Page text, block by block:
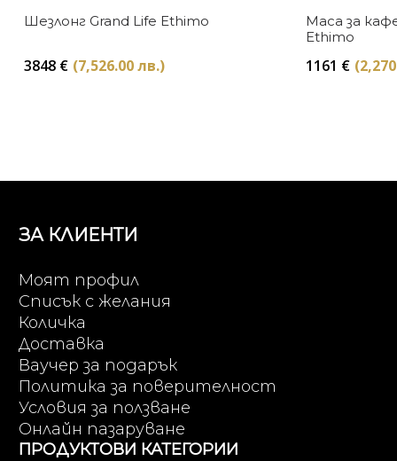
Шезлонг Grand Life Ethimo
3848 € (7,526.00 лв.)
Маса за
Ethimo
1161 €
ЗА КЛИЕНТИ
Моят профил
Списък с желания
Количка
Доставка
Ваучер за подарък
Политика за поверителност
Условия за ползване
Онлайн пазаруване
ПРОДУКТОВИ КАТЕГОРИИ